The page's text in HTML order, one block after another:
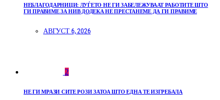
НЕБЛАГОДАРНИЦИ: ЛУЃЕТО НЕ ГИ ЗАБЕЛЕЖУВААТ РАБОТИТЕ ШТО
ГИ ПРАВИМЕ ЗА НИВ ДОДЕКА НЕ ПРЕСТАНЕМЕ ДА ГИ ПРАВИМЕ
АВГУСТ 6, 2026
2
НЕ ГИ МРАЗИ СИТЕ РОЗИ ЗАТОА ШТО ЕДНА ТЕ ИЗГРЕБАЛА